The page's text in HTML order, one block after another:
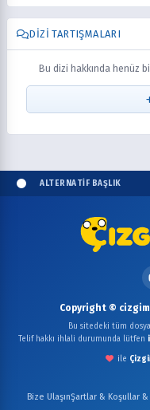
DIZI TARTIŞMALARI
Bu dizi hakkında henüz
ALTERNATİF BAŞLIK
Bize UlaşınŞartlar & Koşullar &
Copyright ©
Bu sitedeki tüm
Telif hakkı ihlali durumunda lütfen
ile